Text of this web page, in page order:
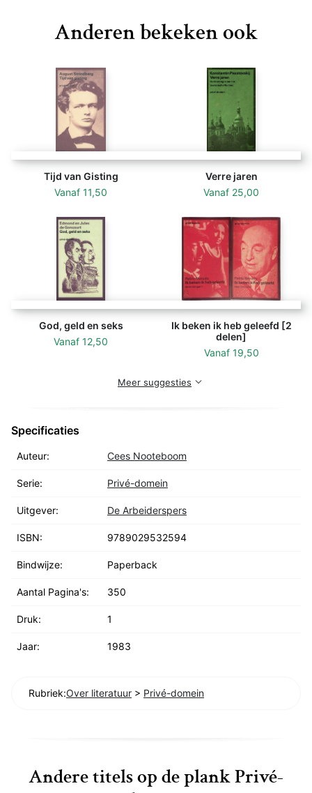
Anderen bekeken ook
Tijd van Gisting
Vanaf 11,50
Verre jaren
Vanaf 25,00
God, geld en seks
Vanaf 12,50
Ik beken ik heb geleefd [2
delen]
Vanaf 19,50
Meer suggesties
Specificaties
Auteur: Cees Nooteboom
Serie: Privé-domein
Uitgever: De Arbeiderspers
ISBN: 9789029532594
Bindwijze: Paperback
Aantal Pagina's: 350
Druk: 1
Jaar: 1983
Rubriek:Over literatuur > Privé-domein
Andere titels op de plank Privé-